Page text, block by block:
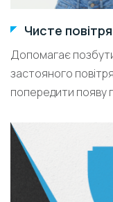
Чисте повітря
Допомагає
застояного
попередити появу